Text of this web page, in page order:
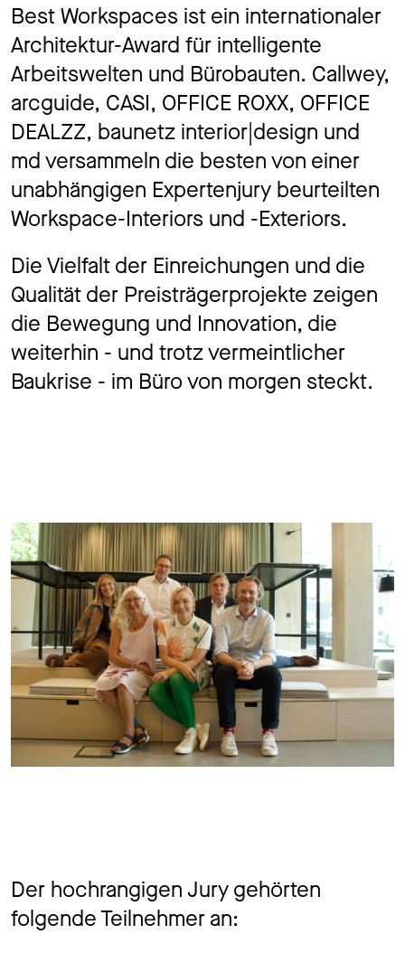
Best Workspaces ist ein internationaler
Architektur-Award für intelligente
Arbeitswelten und Bürobauten. Callwey,
arcguide, CASI, OFFICE ROXX, OFFICE
DEALZZ, baunetz interior|design und
md versammeln die besten von einer
unabhängigen Expertenjury beurteilten
Workspace-Interiors und -Exteriors.
Die Vielfalt der Einreichungen und die
Qualität der Preisträgerprojekte zeigen
die Bewegung und Innovation, die
weiterhin - und trotz vermeintlicher
Baukrise - im Büro von morgen steckt.
Der hochrangigen Jury gehörten
folgende Teilnehmer an: